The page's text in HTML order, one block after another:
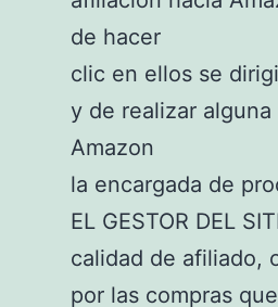
de hacer
clic en ellos se
y de realizar alguna
Amazon
la encargada de
EL GESTOR DEL
calidad de afiliado,
por las compras